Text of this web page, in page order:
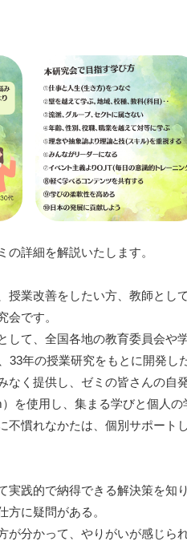
詳細を解説いたします。
授業改善をしたい方、教師とし
会です。
して、全国各地の教育委員会や
33年の授業研究をもとに開発し
なく提供し、ゼミの皆さんの自
を使用し、集まる学びと個人の
不慣れなかたは、個別サポート
実践的で納得できる解決策を知り
方に疑問がある。
が分かって、やりがいが感じら